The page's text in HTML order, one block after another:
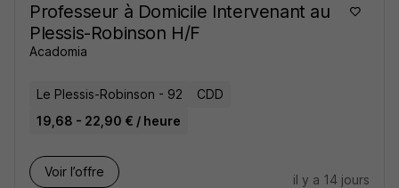
Professeur à Domicile Intervenant au
Plessis-Robinson H/F
Acadomia
Le Plessis-Robinson - 92
CDD
19,68 - 22,90 € / heure
Voir l’offre
il y a 14 jours